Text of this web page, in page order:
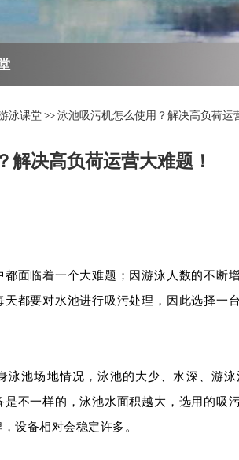
泳课堂 >>泳池吸污机怎么使用？解决高负荷运
解决高负荷运营大难题！
面临着一个大难题；因游泳人数的不断
都要对水池进行吸污处理，因此选择一
泳池场地情况，泳池的大少、水深、游
不一样的，泳池水面积越大，选用的吸
设备相对会稳定许多。